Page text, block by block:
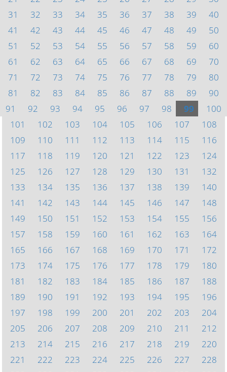
31
32 33 34 35 36 37 38 39
40
41
42 43 44 45 46 47 48 49
50
51
52 53 54 55 56 57 58 59
60
61
62 63 64 65 66 67 68 69
70
71
72 73 74 75 76 77 78 79
80
81
82 83 84 85 86 87 88 89
90
91
92 93 94 95 96 97 98 99
100
101
102 103 104 105 106 107
108
109
110 111 112 113 114 115
116
117
118 119 120 121 122 123
124
125
126 127 128 129 130 131
132
133
134 135 136 137 138 139
140
141
142 143 144 145 146 147
148
149
150 151 152 153 154 155
156
157
158 159 160 161 162 163
164
165
166 167 168 169 170 171
172
173
174 175 176 177 178 179
180
181
182 183 184 185 186 187
188
189
190 191 192 193 194 195
196
197
198 199 200 201 202 203
204
205
206 207 208 209 210 211
212
213
214 215 216 217 218 219
220
221
222 223 224 225 226 227
228